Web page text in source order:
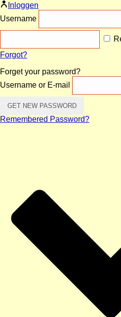
Inloggen
Username
Forgot?
Forget your password?
Username or E-mail
Remembered Password?